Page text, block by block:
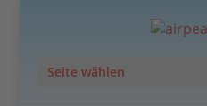
Seite wählen